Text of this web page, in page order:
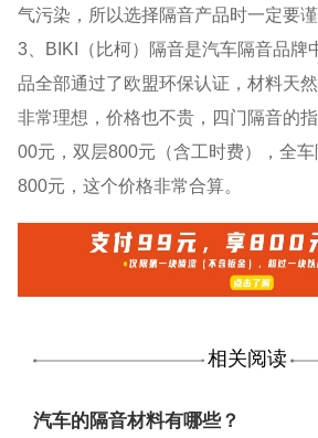
气污染，所以选择隔音产品时一定要谨
3、BIKI（比柯）隔音是汽车隔音品牌
品全部通过了欧盟环保认证，材料天
非常理想，价格也不贵，四门隔音的
00元，双层800元（含工时费），全
800元，这个价格非常合算。
相关阅读
汽车的隔音材料有哪些？